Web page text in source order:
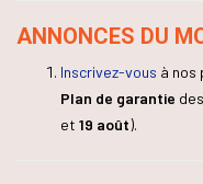
ANNONCES DU
Inscrivez-vous à nos
Plan de garantie
et 19 août).